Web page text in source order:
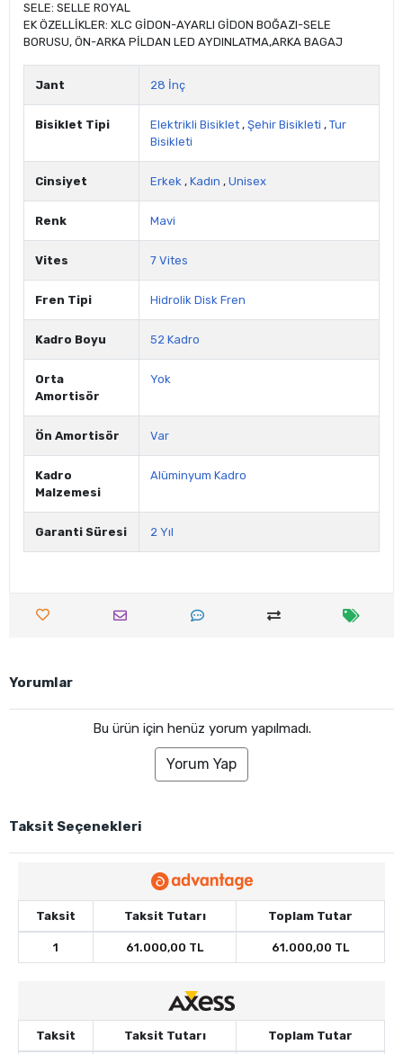
SELE: SELLE ROYAL
EK ÖZELLİKLER: XLC GİDON-AYARLI GİDON BOĞAZI-SELE
BORUSU, ÖN-ARKA PİLDAN LED AYDINLATMA,ARKA BAGAJ
Jant 28 İnç
Bisiklet Tipi Elektrikli Bisiklet , Şehir Bisikleti , Tur
Bisikleti
Cinsiyet Erkek , Kadın , Unisex
Renk Mavi
Vites 7 Vites
Fren Tipi Hidrolik Disk Fren
Kadro Boyu 52 Kadro
Orta
Amortisör
Yok
Ön Amortisör Var
Kadro
Malzemesi
Alüminyum Kadro
Garanti Süresi 2 Yıl
Yorumlar
Bu ürün için henüz yorum yapılmadı.
Yorum Yap
Taksit Seçenekleri
Taksit Taksit Tutarı Toplam Tutar
1 61.000,00 TL 61.000,00 TL
Taksit Taksit Tutarı Toplam Tutar